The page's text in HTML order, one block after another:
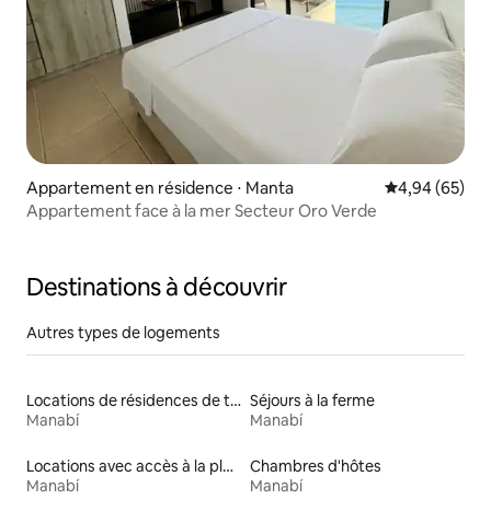
Appartement en résidence ⋅ Manta Évaluation
4,94 (65)
Appartement face à la mer Secteur Oro Verde
Destinations à découvrir
Autres types de logements
Locations de résidences de tourisme
Manabí
Séjours à la ferme
Manabí
Locations avec accès à la plage
Manabí
Chambres d'hôtes
Manabí